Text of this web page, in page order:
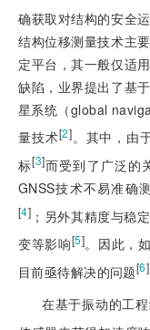
确获取对结构的安全
结构位移测量技术主
定平台，其一般仅适
缺陷，业界提出了基
星系统（global
量技术[2]。其中，由
标[3]而受到了广泛的
GNSS技术不易准确
[4] ；另外其精度与稳
变等影响[5]。因此，
目前亟待解决的问题[6]
在基于振动的工